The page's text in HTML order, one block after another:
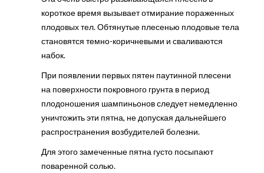
короткое время вызывает отмирание пораженных
плодовых тел. Обтянутые плесенью плодовые тела
становятся темно-коричневыми и сваливаются
набок.
При появлении первых пятен паутинной плесени
на поверхности покровного грунта в период
плодоношения шампиньонов следует немедленно
уничтожить эти пятна, не допуская дальнейшего
распространения возбудителей болезни.
Для этого замеченные пятна густо посыпают
поваренной солью.